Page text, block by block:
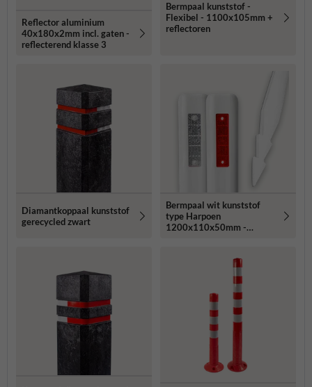
Reflector aluminium
40x180x2mm incl. gaten -
reflecterend klasse 3
Bermpaal kunststof -
Flexibel - 1100x105mm +
reflectoren
Diamantkoppaal kunststof
gerecycled zwart
Bermpaal wit kunststof
type Harpoen
1200x110x50mm -